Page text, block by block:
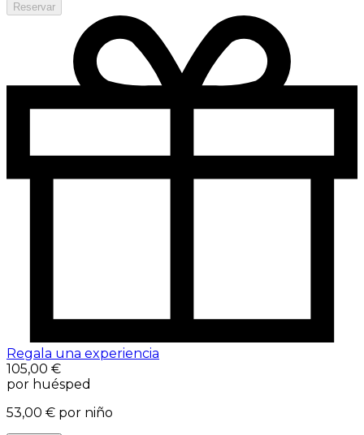
Reservar
Regala una experiencia
105,00 €
por huésped
53,00 € por niño